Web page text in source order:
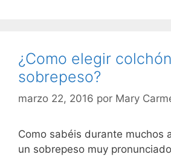
¿Como elegir
sobrepeso?
marzo 22, 2016 por Mary
Como sabéis durante muchos
un sobrepeso muy